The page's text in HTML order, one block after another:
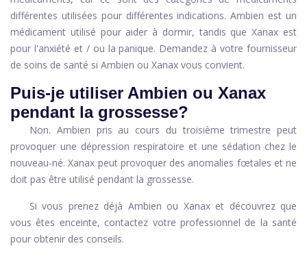
différentes utilisées pour différentes indications. Ambien est un
médicament utilisé pour aider à dormir, tandis que Xanax est
pour l'anxiété et / ou la panique. Demandez à votre fournisseur
de soins de santé si Ambien ou Xanax vous convient.
Puis-je utiliser Ambien ou Xanax
pendant la grossesse?
Non. Ambien pris au cours du troisième trimestre peut
provoquer une dépression respiratoire et une sédation chez le
nouveau-né. Xanax peut provoquer des anomalies fœtales et ne
doit pas être utilisé pendant la grossesse.
Si vous prenez déjà Ambien ou Xanax et découvrez que
vous êtes enceinte, contactez votre professionnel de la santé
pour obtenir des conseils.